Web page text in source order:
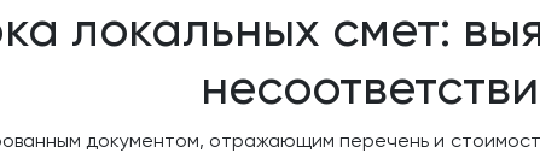
локальных смет:
документом, отражающим перечень и